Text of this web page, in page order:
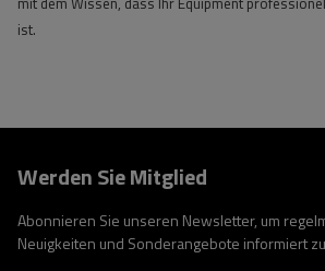
ist.
Werden Sie Mitglied
Abonnieren Sie unseren Newsletter, um
Neuigkeiten und Sonderangebote informiert